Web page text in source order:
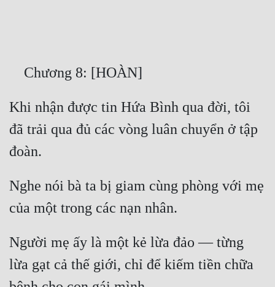
Truyện Convert
Truyện ngắn
Cung Đấu
Cạnh Kỹ
Cổ Tiên Hiệp
    Chương 8: [HOÀN]
Khi nhận được tin Hứa Bình qua đời, tôi
đã trải qua đủ các vòng luân chuyển ở tập
đoàn.
Nghe nói bà ta bị giam cùng phòng với mẹ
của một trong các nạn nhân.
Người mẹ ấy là một kẻ lừa đảo — từng
lừa gạt cả thế giới, chỉ để kiếm tiền chữa